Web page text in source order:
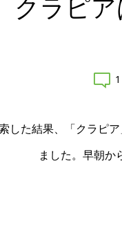
クラピ
1
した結果、「クラピ
ました。早朝か